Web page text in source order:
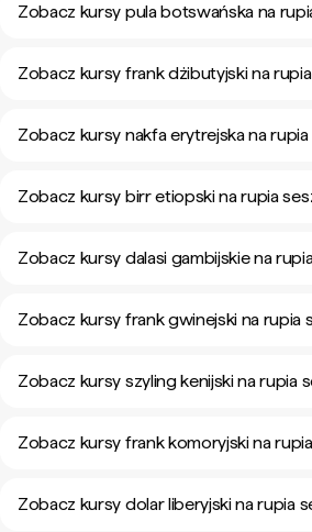
Zobacz kursy pula botswańska na
Zobacz kursy frank dżibutyjski na
Zobacz kursy nakfa erytrejska na rupia
Zobacz kursy birr etiopski na rupia
Zobacz kursy dalasi gambijskie na
Zobacz kursy frank gwinejski na rupia
Zobacz kursy szyling kenijski na rupia
Zobacz kursy frank komoryjski na
Zobacz kursy dolar liberyjski na rupia